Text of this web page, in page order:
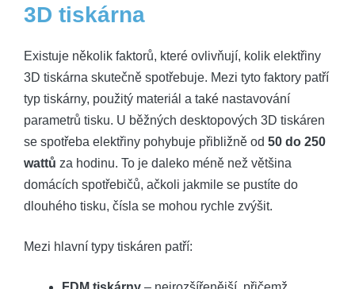
⁢3D tiskárna
Existuje několik faktorů, které ovlivňují, kolik⁣ elektřiny
3D tiskárna skutečně⁣ spotřebuje. Mezi tyto faktory patří
typ tiskárny, použitý‌ materiál a také nastavování
parametrů tisku. U běžných desktopových 3D tiskáren​
se spotřeba elektřiny pohybuje přibližně od 50 do 250
wattů za hodinu. To je ⁤daleko méně než většina
domácích spotřebičů, ačkoli jakmile se pustíte do
dlouhého ⁢tisku, čísla se mohou rychle‍ zvýšit.
Mezi hlavní typy tiskáren patří: